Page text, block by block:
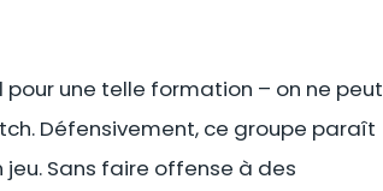
une telle formation – on ne peut
Défensivement, ce groupe paraît
Sans faire offense à des